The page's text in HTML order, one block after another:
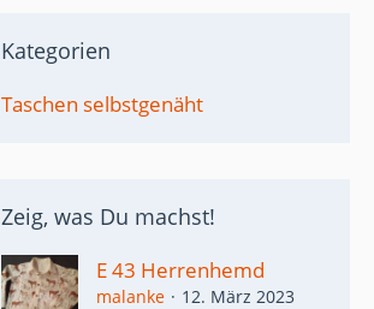
Kategorien
Taschen selbstgenäht
Zeig, was Du machst!
E 43 Herrenhemd
malanke
12. März 2023